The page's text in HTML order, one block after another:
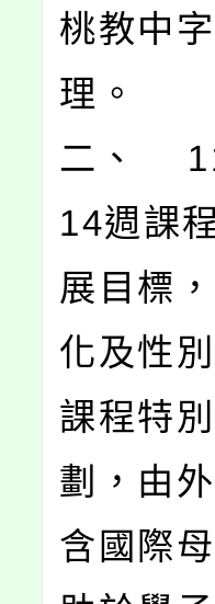
桃教中
理。
二、
14週課
展目標
化及性
課程特
劃，由
含國際